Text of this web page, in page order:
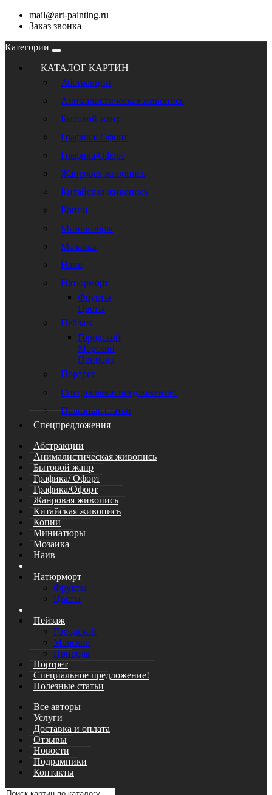
mail@art-painting.ru
Заказ звонка
Категории
КАТАЛОГ КАРТИН
Абстракции
Анималистическая живопись
Бытовой жанр
Графика/ Офорт
Графика/Офорт
Жанровая живопись
Китайская живопись
Копии
Миниатюры
Мозаика
Наив
Натюрморт
Фрукты
Цветы
Пейзаж
Городской
Морской
Природа
Портрет
Специальное предложение!
Полезные статьи
Спецпредложения
Абстракции
Анималистическая живопись
Бытовой жанр
Графика/ Офорт
Графика/Офорт
Жанровая живопись
Китайская живопись
Копии
Миниатюры
Мозаика
Наив
Натюрморт
Фрукты
Цветы
Пейзаж
Городской
Морской
Природа
Портрет
Специальное предложение!
Полезные статьи
Все авторы
Услуги
Доставка и оплата
Отзывы
Новости
Подрамники
Контакты